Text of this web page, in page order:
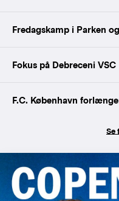
Fredagskamp i Parken
Fokus på Debreceni VSC
F.C. København
Se